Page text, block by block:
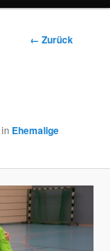
Bilder-
← Zurück
in Ehemalige